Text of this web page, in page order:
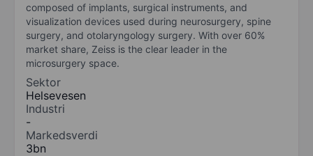
composed of implants, surgical instruments, and
visualization devices used during neurosurgery, spine
surgery, and otolaryngology surgery. With over 60%
market share, Zeiss is the clear leader in the
microsurgery space.
Sektor
Helsevesen
Industri
-
Markedsverdi
3bn